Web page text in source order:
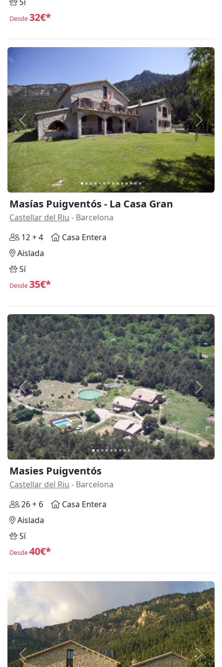
Desde32€*
Anterior
Masías Puigventós - La Casa Gran
Castellar del Riu - Barcelona
12 + 4
Casa Entera
Aislada
Sí
Desde35€*
Anterior
Masies Puigventós
Castellar del Riu - Barcelona
26 + 6
Casa Entera
Aislada
Sí
Desde40€*
Anterior